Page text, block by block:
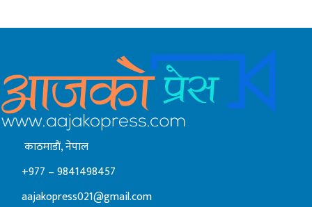
काठमाडाैं, नेपाल
+977 – 9841498457
aajakopress021@gmail.com